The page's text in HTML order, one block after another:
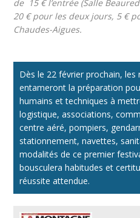
de 15 € l’entrée (Salle
20 € pour les deux jours, 5 €
Chaudes-Aigues.
Dès le 22 février prochain, les
entameront la préparation
humains et techniques à
logistique, associations,
centre aéré, pompiers,
stationnement, navettes,
modalités de ce premier
bousculera habitudes et
réussite attendue.